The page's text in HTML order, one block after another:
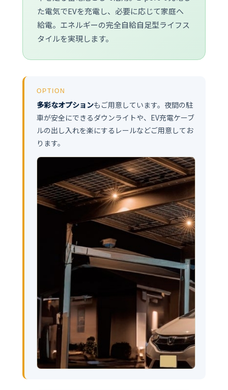
た電気でEVを充電し、必要に応じて家庭へ
給電。エネルギーの完全自給自足型ライフス
タイルを実現します。
OPTION
多彩なオプションもご用意しています。夜間の駐
車が安全にできるダウンライトや、EV充電ケーブ
ルの出し入れを楽にするレールなどご用意してお
ります。